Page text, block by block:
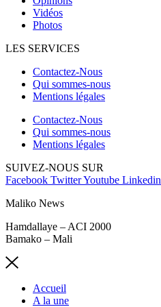
Vidéos
Photos
LES SERVICES
Contactez-Nous
Qui sommes-nous
Mentions légales
Contactez-Nous
Qui sommes-nous
Mentions légales
SUIVEZ-NOUS SUR
Facebook TwitterYoutube Linkedin
Maliko News
Hamdallaye – ACI 2000
Bamako – Mali
Accueil
A la une